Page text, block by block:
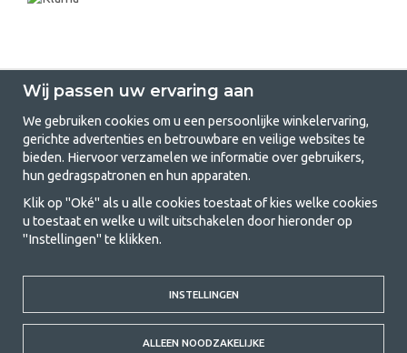
GetCamping.nl - Jouw winkel voor
kamperen en buitenleven
Kamperen kan een levensstijl zijn of een manier om het gezin samen te
brengen voor een gezamenlijk avontuur. Welke categorie je ook kiest,
bij ons vind je alles wat je nodig hebt aan kampeeraccessoires. Wij
bieden wij zeer scherpe prijzen voor familietenten, caravanluifels en alle
andere uitrusting voor kamperen en buitenleven. Ons doel is om in elke
prijsklasse de beste kampeeruitrusting te leveren wat betreft kwaliteit
en functionaliteit. Neem gerust contact met ons op als je iets mist of
meer wilt weten.
Wij passen uw ervaring aan
We gebruiken cookies om u een persoonlijke winkelervaring,
gerichte advertenties en betrouwbare en veilige websites te
bieden. Hiervoor verzamelen we informatie over gebruikers,
hun gedragspatronen en hun apparaten.
Klik op "Oké" als u alle cookies toestaat of kies welke cookies
u toestaat en welke u wilt uitschakelen door hieronder op
"Instellingen" te klikken.
INSTELLINGEN
ALLEEN NOODZAKELIJKE